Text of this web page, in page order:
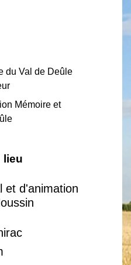
du Val de Deûle
Mémoire et
lieu
et d'animation